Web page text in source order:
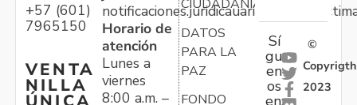
+57 (601)
7965150
VENTA
NILLA
Horario de
atención
Lunes a
viernes
8:00 a.m. –
CIUDADANÍA
DATOS
PARA LA
PAZ
FONDO
Sí
gu
en
os
en:
©
Copyrigth
2023